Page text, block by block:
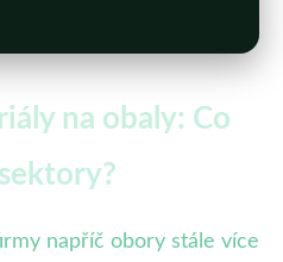
na obaly: Co
napříč obory stále více